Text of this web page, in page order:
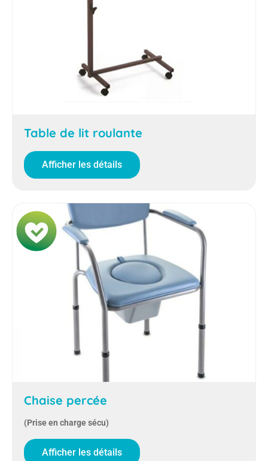
Table de lit roulante
Afficher les détails
Chaise percée
(Prise en charge sécu)
Afficher les détails